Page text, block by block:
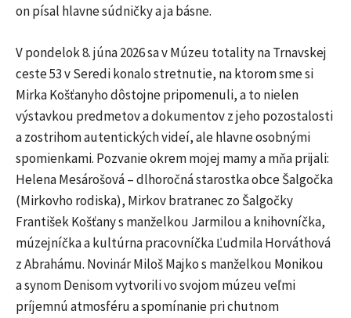
on písal hlavne súdničky a ja básne.
V pondelok 8. júna 2026 sa v Múzeu totality na Trnavskej
ceste 53 v Seredi konalo stretnutie, na ktorom sme si
Mirka Košťanyho dôstojne pripomenuli, a to nielen
výstavkou predmetov a dokumentov z jeho pozostalosti
a zostrihom autentických videí, ale hlavne osobnými
spomienkami. Pozvanie okrem mojej mamy a mňa prijali:
Helena Mesárošová – dlhoročná starostka obce Šalgočka
(Mirkovho rodiska), Mirkov bratranec zo Šalgočky
František Košťany s manželkou Jarmilou a knihovníčka,
múzejníčka a kultúrna pracovníčka Ľudmila Horváthová
z Abrahámu. Novinár Miloš Majko s manželkou Monikou
a synom Denisom vytvorili vo svojom múzeu veľmi
príjemnú atmosféru a spomínanie pri chutnom